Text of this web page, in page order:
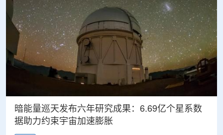
暗能量巡天发布六年研究成果：6.69亿个星系数
据助力约束宇宙加速膨胀